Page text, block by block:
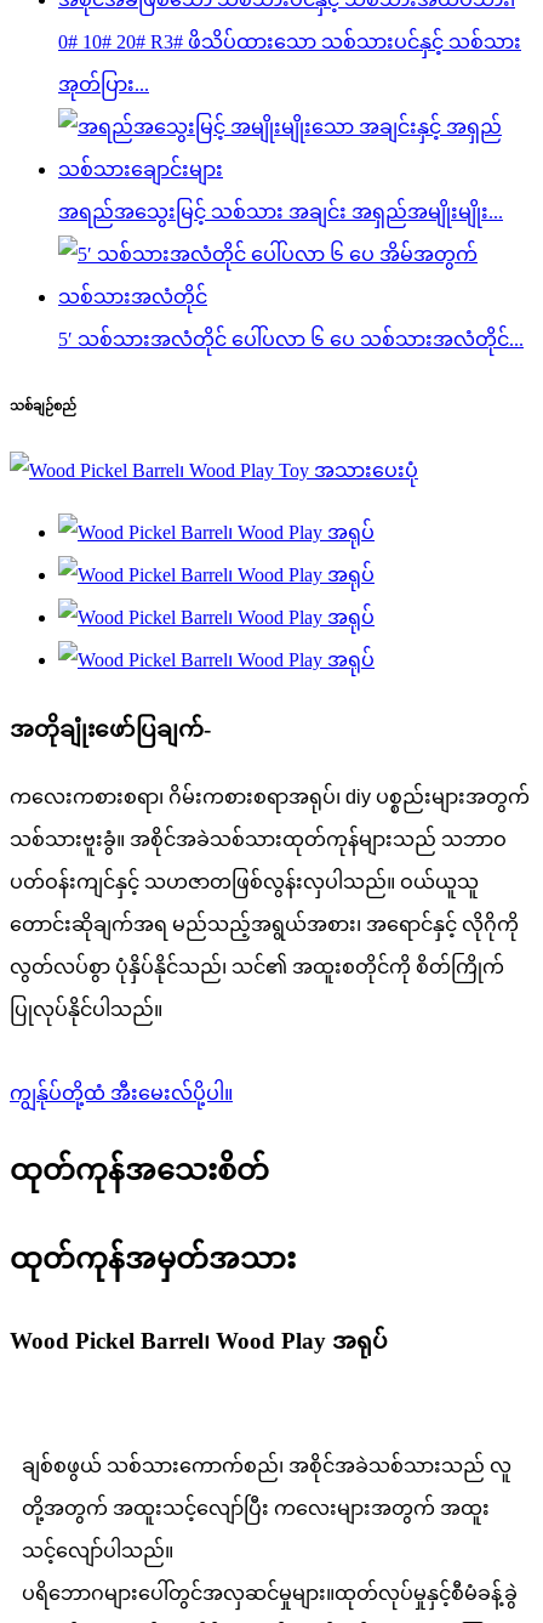
0# 10# 20# R3# ဖိသိပ်ထားသော သစ်သားပင်နှင့် သစ်သား
အုတ်ပြား...
အရည်အသွေးမြင့် သစ်သား အချင်း အရှည်အမျိုးမျိုး...
5′ သစ်သားအလံတိုင် ပေါ်ပလာ ၆ ပေ သစ်သားအလံတိုင်...
သစ်ချဉ်စည်
အတိုချုံးဖော်ပြချက်-
ကလေးကစားစရာ၊ ဂိမ်းကစားစရာအရုပ်၊ diy ပစ္စည်းများအတွက်
သစ်သားဗူးခွံ။ အစိုင်အခဲသစ်သားထုတ်ကုန်များသည် သဘာဝ
ပတ်ဝန်းကျင်နှင့် သဟဇာတဖြစ်လွန်းလှပါသည်။ ဝယ်ယူသူ
တောင်းဆိုချက်အရ မည်သည့်အရွယ်အစား၊ အရောင်နှင့် လိုဂိုကို
လွတ်လပ်စွာ ပုံနှိပ်နိုင်သည်၊ သင်၏ အထူးစတိုင်ကို စိတ်ကြိုက်
ပြုလုပ်နိုင်ပါသည်။
ကျွန်ုပ်တို့ထံ အီးမေးလ်ပို့ပါ။
ထုတ်ကုန်အသေးစိတ်
ထုတ်ကုန်အမှတ်အသား
Wood Pickel Barrel၊ Wood Play အရုပ်
ချစ်စဖွယ် သစ်သားကောက်စည်၊ အစိုင်အခဲသစ်သားသည် လူ
တို့အတွက် အထူးသင့်လျော်ပြီး ကလေးများအတွက် အထူး
သင့်လျော်ပါသည်။
ပရိဘောဂများပေါ်တွင်အလှဆင်မှုများ။ထုတ်လုပ်မှုနှင့်စီမံခန့်ခွဲ